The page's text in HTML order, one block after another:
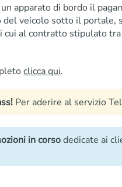
apparato di bordo il
del veicolo sotto il portale,
cui al contratto stipulato
clicca qui.
Per aderire al servizio
in corsodedicate ai